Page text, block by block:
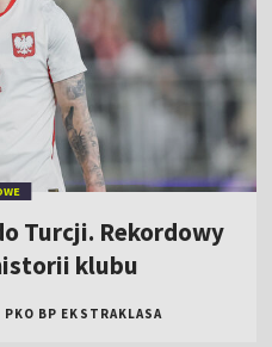
Turcji. Rekordowy
klubu
PKO BP EKSTRAKLASA